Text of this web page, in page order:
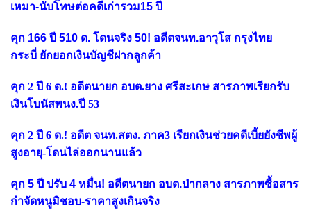
เหมา-นับโทษต่อคดีเก่ารวม15 ปี
คุก 166 ปี 510 ด. โดนจริง 50! อดีตจนท.อาวุโส กรุงไทย
กระบี่ ยักยอกเงินบัญชีฝากลูกค้า
คุก 2 ปี 6 ด.! อดีตนายก อบต.ยาง ศรีสะเกษ สารภาพเรียกรับ
เงินโบนัสพนง.ปี 53
คุก 2 ปี 6 ด.! อดีต จนท.สตง. ภาค3 เรียกเงินช่วยคดีเบี้ยยังชีพผู้
สูงอายุ-โดนไล่ออกนานแล้ว
คุก 5 ปี ปรับ 4 หมื่น! อดีตนายก อบต.ป่ากลาง สารภาพซื้อสาร
กำจัดหนูมิชอบ-ราคาสูงเกินจริง